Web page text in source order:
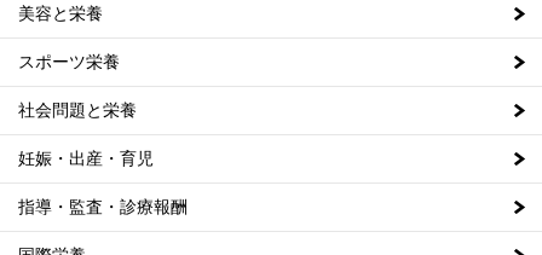
美容と栄養
スポーツ栄養
社会問題と栄養
妊娠・出産・育児
指導・監査・診療報酬